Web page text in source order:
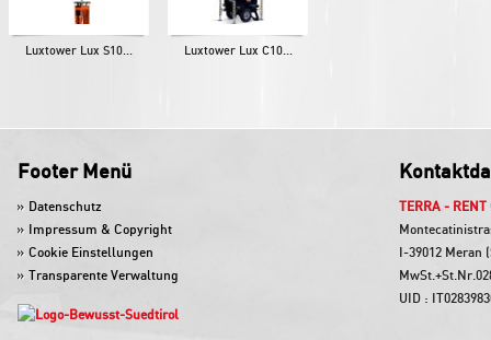
Luxtower Lux S10... Luxtower Lux C10...
Footer Menü
Datenschutz
Impressum & Copyright
Cookie Einstellungen
Transparente Verwaltung
TERRA - RENT
I-39012 Meran
UID :